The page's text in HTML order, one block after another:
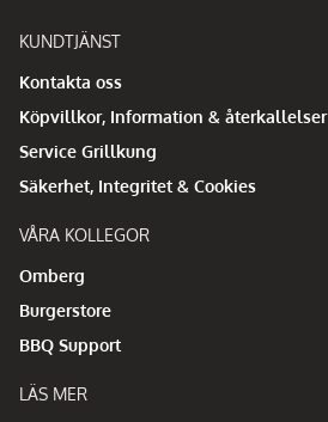
KUNDTJÄNST
Kontakta oss
Köpvillkor, Information & återkallelser
Service Grillkung
Säkerhet, Integritet & Cookies
VÅRA KOLLEGOR
Omberg
Burgerstore
BBQ Support
LÄS MER